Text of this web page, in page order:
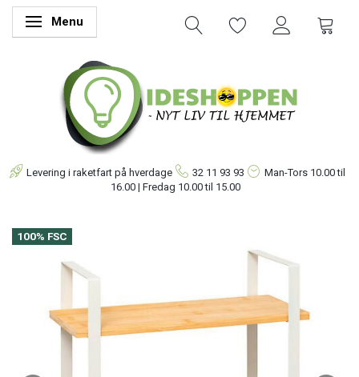
Skifte navigation
Menu
Levering i raketfart på hverdage 32 11 93 93 Man-Tors 10.00 til
16.00 | Fredag 10.00 til 15.00
100% FSC